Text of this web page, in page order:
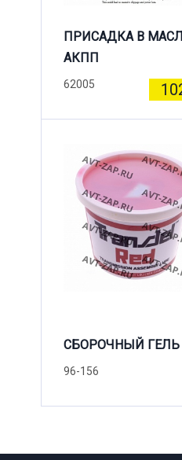
ПРИСАДКА В
АКПП
62005
СБОРОЧНЫЙ ГЕЛЬ
96-156